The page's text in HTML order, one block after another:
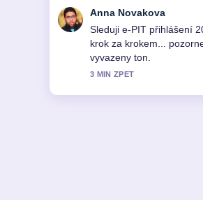
Tomas Svoboda
Uzitecny kontext k
– věk, rodina a kariéra.
pokracujte v prubeznych
5 MIN ZPET